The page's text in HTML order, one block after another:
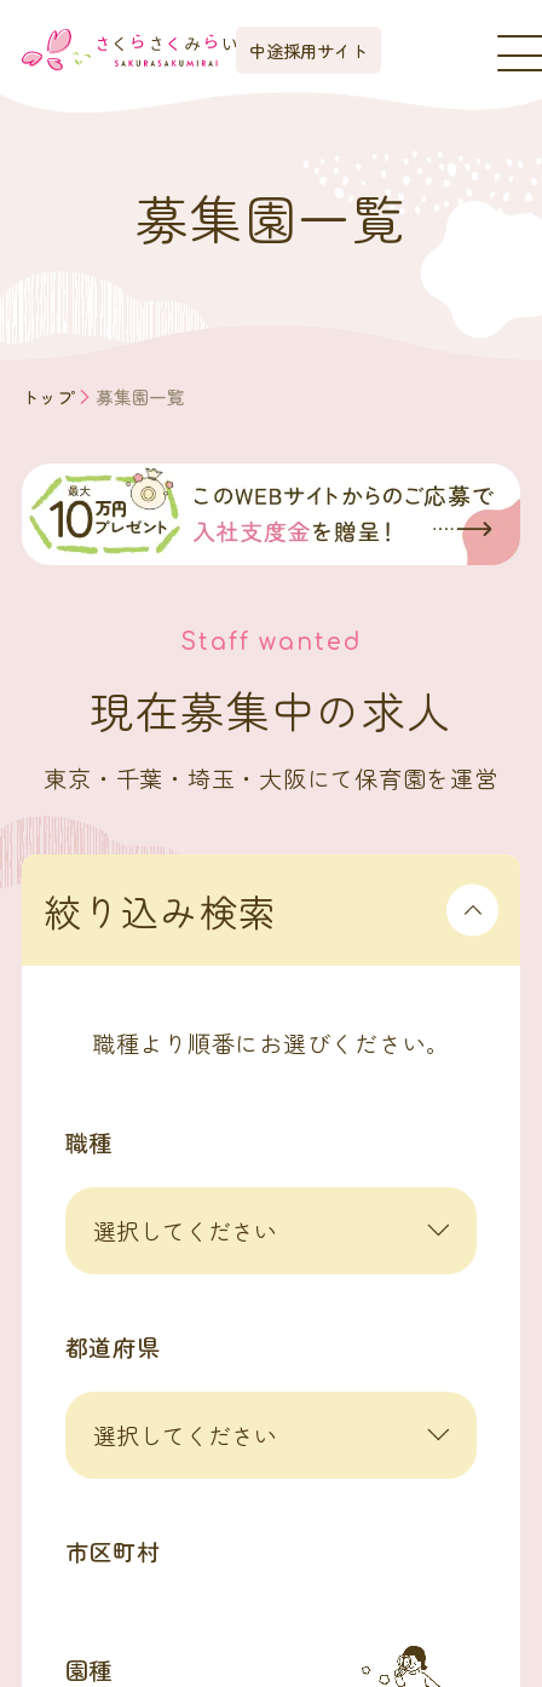
中途採用サイト
募集園一覧
トップ 募集園一覧
Staff wanted
現在募集中の求人
東京・千葉・埼玉・大阪にて保育園を運営
絞り込み検索
職種より順番にお選びください。
職種
都道府県
市区町村
園種